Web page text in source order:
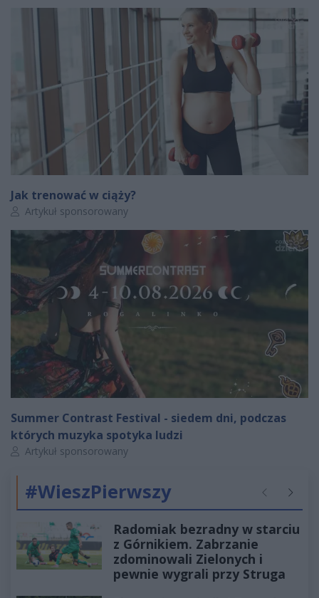
Jak trenować w ciąży?
Autor artykułu:
Artykuł sponsorowany
Summer Contrast Festival - siedem dni, podczas
których muzyka spotyka ludzi
Autor artykułu:
Artykuł sponsorowany
#WieszPierwszy Poprzednie
Radomiak bezradny w starciu
z Górnikiem. Zabrzanie
zdominowali Zielonych i
pewnie wygrali przy Struga